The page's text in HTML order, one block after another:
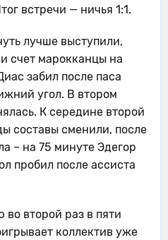
встречи — ничья 1:1.
лучше выступили,
счет марокканцы на
забил после паса
угол. В втором
К середине второй
составы сменили, после
– на 75 минуте Эдегор
пробил после ассиста
второй раз в пяти
коллектив уже